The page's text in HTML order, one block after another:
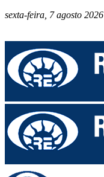
sexta-feira, 7 agosto 2026